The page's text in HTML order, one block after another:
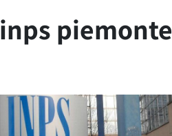
inps piemonte